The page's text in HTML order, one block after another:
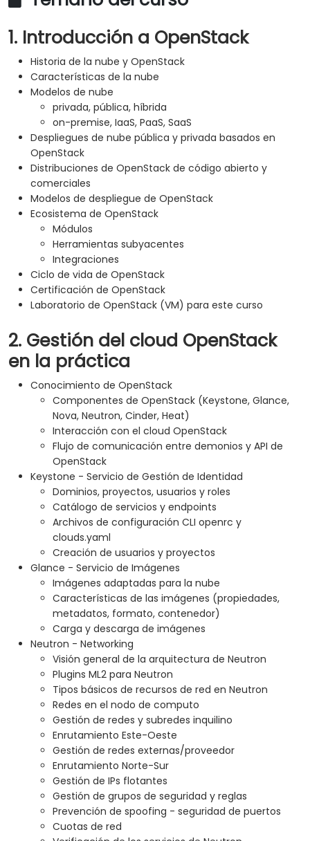
1. Introducción a OpenStack
Historia de la nube y OpenStack
Características de la nube
Modelos de nube
privada, pública, híbrida
on-premise, IaaS, PaaS, SaaS
Despliegues de nube pública y privada basados en
OpenStack
Distribuciones de OpenStack de código abierto y
comerciales
Modelos de despliegue de OpenStack
Ecosistema de OpenStack
Módulos
Herramientas subyacentes
Integraciones
Ciclo de vida de OpenStack
Certificación de OpenStack
Laboratorio de OpenStack (VM) para este curso
2. Gestión del cloud OpenStack
en la práctica
Conocimiento de OpenStack
Componentes de OpenStack (Keystone, Glance,
Nova, Neutron, Cinder, Heat)
Interacción con el cloud OpenStack
Flujo de comunicación entre demonios y API de
OpenStack
Keystone - Servicio de Gestión de Identidad
Dominios, proyectos, usuarios y roles
Catálogo de servicios y endpoints
Archivos de configuración CLI openrc y
clouds.yaml
Creación de usuarios y proyectos
Glance - Servicio de Imágenes
Imágenes adaptadas para la nube
Características de las imágenes (propiedades,
metadatos, formato, contenedor)
Carga y descarga de imágenes
Neutron - Networking
Visión general de la arquitectura de Neutron
Plugins ML2 para Neutron
Tipos básicos de recursos de red en Neutron
Redes en el nodo de computo
Gestión de redes y subredes inquilino
Enrutamiento Este-Oeste
Gestión de redes externas/proveedor
Enrutamiento Norte-Sur
Gestión de IPs flotantes
Gestión de grupos de seguridad y reglas
Prevención de spoofing - seguridad de puertos
Cuotas de red